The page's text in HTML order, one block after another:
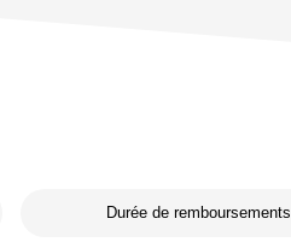
Durée de remboursements